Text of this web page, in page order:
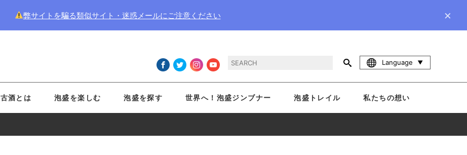
弊サイトを騙る類似サイト・迷惑メールにご注意ください ×
Language
古酒とは 泡盛を楽しむ 泡盛を探す 世界へ！泡盛ジンブナー 泡盛トレイル 私たちの想い